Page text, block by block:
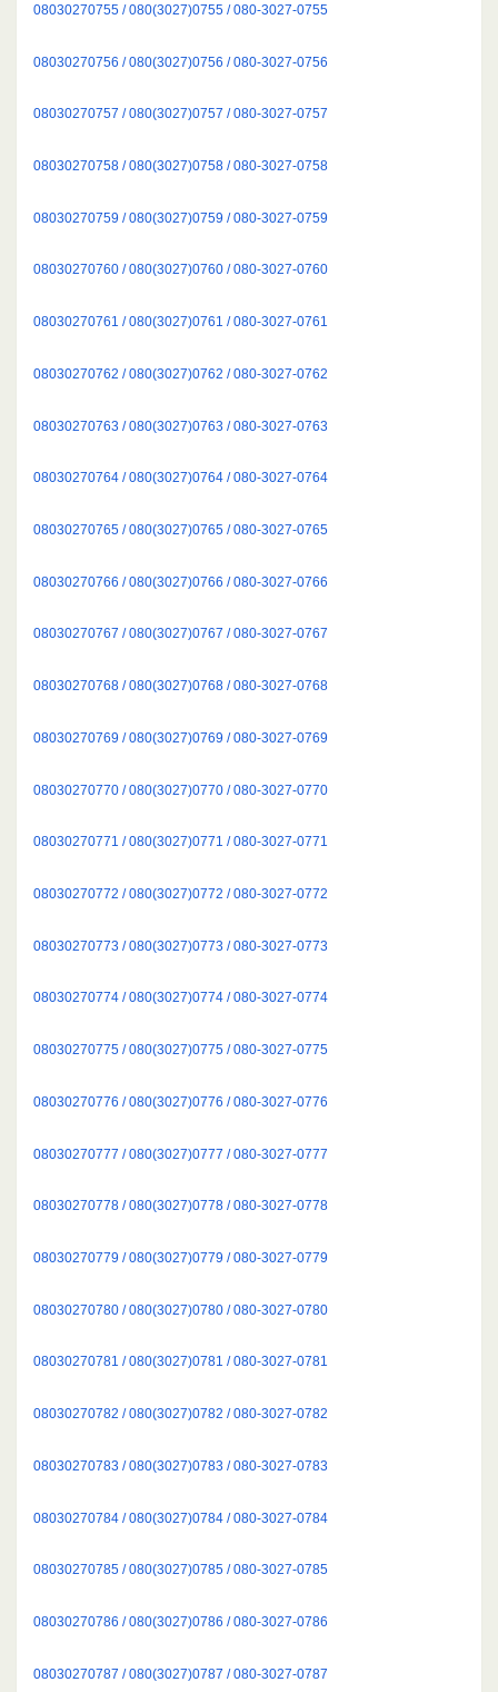
08030270755 / 080(3027)0755 / 080-3027-0755
08030270756 / 080(3027)0756 / 080-3027-0756
08030270757 / 080(3027)0757 / 080-3027-0757
08030270758 / 080(3027)0758 / 080-3027-0758
08030270759 / 080(3027)0759 / 080-3027-0759
08030270760 / 080(3027)0760 / 080-3027-0760
08030270761 / 080(3027)0761 / 080-3027-0761
08030270762 / 080(3027)0762 / 080-3027-0762
08030270763 / 080(3027)0763 / 080-3027-0763
08030270764 / 080(3027)0764 / 080-3027-0764
08030270765 / 080(3027)0765 / 080-3027-0765
08030270766 / 080(3027)0766 / 080-3027-0766
08030270767 / 080(3027)0767 / 080-3027-0767
08030270768 / 080(3027)0768 / 080-3027-0768
08030270769 / 080(3027)0769 / 080-3027-0769
08030270770 / 080(3027)0770 / 080-3027-0770
08030270771 / 080(3027)0771 / 080-3027-0771
08030270772 / 080(3027)0772 / 080-3027-0772
08030270773 / 080(3027)0773 / 080-3027-0773
08030270774 / 080(3027)0774 / 080-3027-0774
08030270775 / 080(3027)0775 / 080-3027-0775
08030270776 / 080(3027)0776 / 080-3027-0776
08030270777 / 080(3027)0777 / 080-3027-0777
08030270778 / 080(3027)0778 / 080-3027-0778
08030270779 / 080(3027)0779 / 080-3027-0779
08030270780 / 080(3027)0780 / 080-3027-0780
08030270781 / 080(3027)0781 / 080-3027-0781
08030270782 / 080(3027)0782 / 080-3027-0782
08030270783 / 080(3027)0783 / 080-3027-0783
08030270784 / 080(3027)0784 / 080-3027-0784
08030270785 / 080(3027)0785 / 080-3027-0785
08030270786 / 080(3027)0786 / 080-3027-0786
08030270787 / 080(3027)0787 / 080-3027-0787